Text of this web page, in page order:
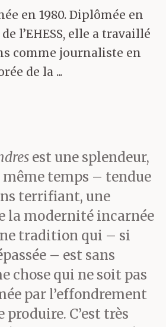
la douleur,
l’hébétude, à
dans
jardin
me suis
pourquoi je
eu la force
de fuir,
y avait là,
l’étoffe,
de la soie,
en 1980. Diplômée en
l’EHESS, elle a travaillé
comme journaliste en
de la ...
est une splendeur,
temps – tendue
terrifiant, une
la modernité incarnée
tradition qui – si
– est sans
chose qui ne soit pas
par l’effondrement
produire. C’est très